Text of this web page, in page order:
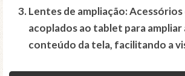
Lentes de ampliação:
acoplados ao tablet para ampliar
conteúdo da tela, facilitando a